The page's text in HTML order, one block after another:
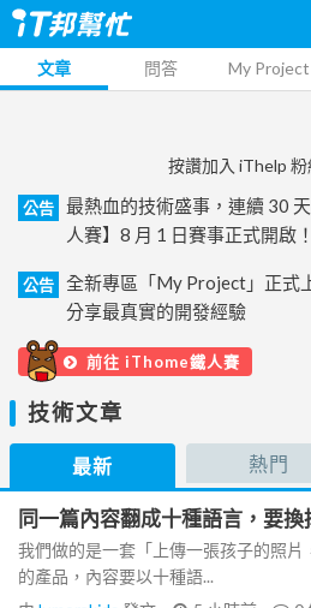
文章 問答 My Project
按讚加入 iThelp
公告
最熱血的技術盛事，連續 30
人賽】8 月 1 日賽事正式開啟！
公告
全新專區「My Project」正式
分享最真實的開發經驗
前往 iThome鐵人賽
技術文章
最新 熱門
同一篇內容翻成十種語言，要
我們做的是一套「上傳一張孩子的照片
的產品，內容要以十種語...